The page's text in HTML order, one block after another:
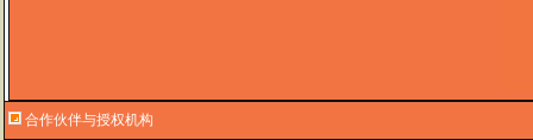
合作伙伴与授权机构